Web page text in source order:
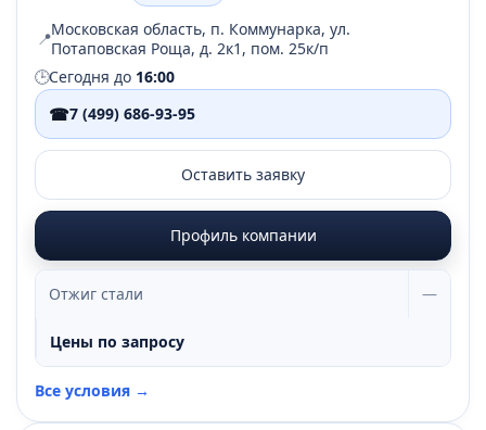
📍Московская область, п. Коммунарка, ул.
Потаповская Роща, д. 2к1, пом. 25к/п
🕒Сегодня до 16:00
☎7 (499) 686-93-95
Оставить заявку
Профиль компании
Отжиг стали —
Цены по запросу
Все условия →